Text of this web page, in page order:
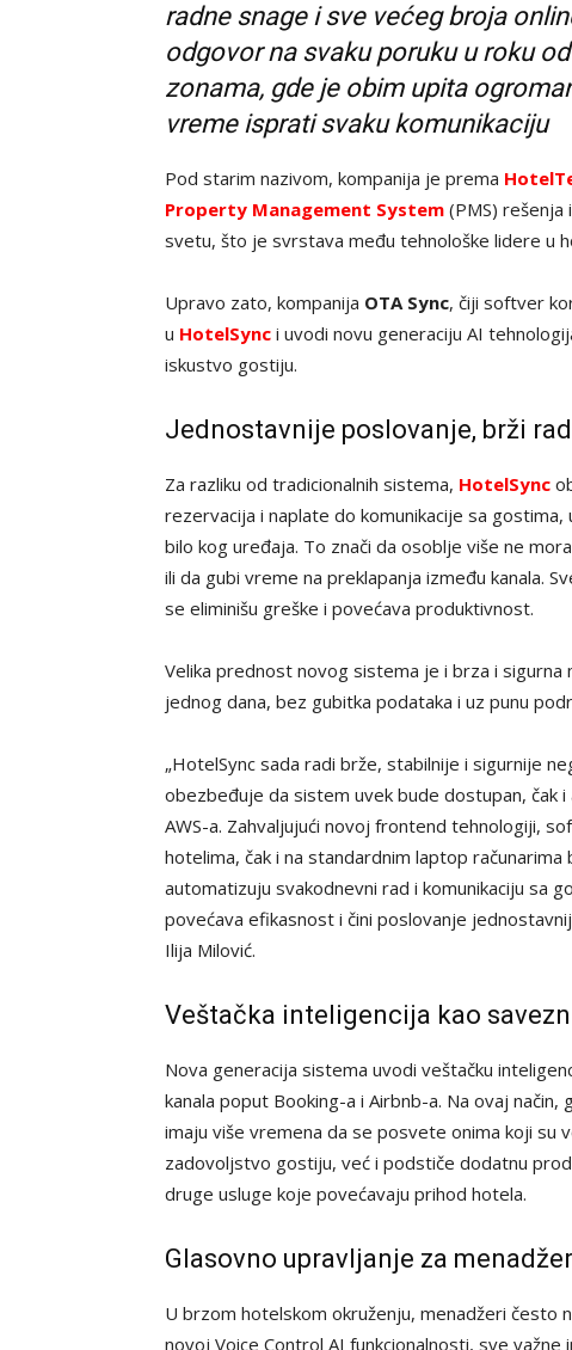
radne snage i sve većeg broja
odgovor na svaku poruku u roku
zonama, gde je obim upita
vreme isprati svaku komunikaciju
Pod starim nazivom, kompanija je prema
Property Management System (PMS) rešenja
svetu, što je svrstava među tehnološke lidere u
Upravo zato, kompanija OTA Sync, čiji softver
u HotelSync i uvodi novu generaciju AI
iskustvo gostiju.
Jednostavnije poslovanje, brži
Za razliku od tradicionalnih sistema, HotelSync
rezervacija i naplate do komunikacije sa
bilo kog uređaja. To znači da osoblje više ne
ili da gubi vreme na preklapanja između kanala.
se eliminišu greške i povećava produktivnost.
Velika prednost novog sistema je i brza i
jednog dana, bez gubitka podataka i uz punu
„HotelSync sada radi brže, stabilnije i sigurnije
obezbeđuje da sistem uvek bude dostupan, čak
AWS-a. Zahvaljujući novoj frontend tehnologiji,
hotelima, čak i na standardnim laptop
automatizuju svakodnevni rad i komunikaciju sa
povećava efikasnost i čini poslovanje
Ilija Milović.
Veštačka inteligencija kao
Nova generacija sistema uvodi veštačku
kanala poput Booking-a i Airbnb-a. Na ovaj
imaju više vremena da se posvete onima koji su
zadovoljstvo gostiju, već i podstiče dodatnu
druge usluge koje povećavaju prihod hotela.
Glasovno upravljanje za
U brzom hotelskom okruženju, menadžeri često
novoj Voice Control AI funkcionalnosti, sve